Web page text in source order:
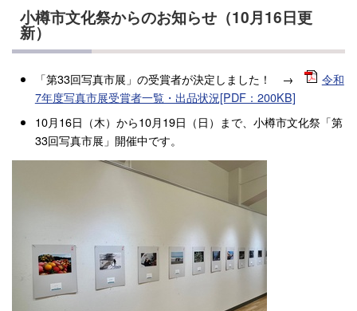
小樽市文化祭からのお知らせ（10月16日更
新）
「第33回写真市展」の受賞者が決定しました！ →
令和
7年度写真市展受賞者一覧・出品状況[PDF：200KB]
10月16日（木）から10月19日（日）まで、小樽市文化祭「第
33回写真市展」開催中です。